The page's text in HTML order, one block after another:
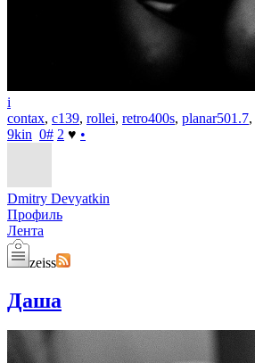
i
contax, c139, rollei, retro400s, planar501.7,
9kin 0# 2 ♥ •
Dmitry Devyatkin
Профиль
Лента
zeiss
Даша